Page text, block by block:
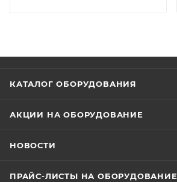
КАТАЛОГ ОБОРУДОВАНИЯ
АКЦИИ НА ОБОРУДОВАНИЕ
НОВОСТИ
ПРАЙС-ЛИСТЫ НА ОБОРУДОВАНИЕ